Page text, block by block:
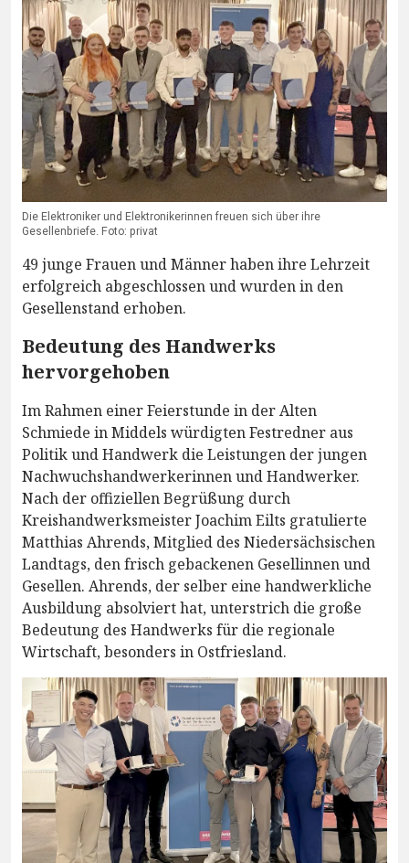
Die Elektroniker und Elektronikerinnen freuen sich über ihre
Gesellenbriefe. Foto: privat
49 junge Frauen und Männer haben ihre Lehrzeit
erfolgreich abgeschlossen und wurden in den
Gesellenstand erhoben.
Bedeutung des Handwerks
hervorgehoben
Im Rahmen einer Feierstunde in der Alten
Schmiede in Middels würdigten Festredner aus
Politik und Handwerk die Leistungen der jungen
Nachwuchshandwerkerinnen und Handwerker.
Nach der offiziellen Begrüßung durch
Kreishandwerksmeister Joachim Eilts gratulierte
Matthias Ahrends, Mitglied des Niedersächsischen
Landtags, den frisch gebackenen Gesellinnen und
Gesellen. Ahrends, der selber eine handwerkliche
Ausbildung absolviert hat, unterstrich die große
Bedeutung des Handwerks für die regionale
Wirtschaft, besonders in Ostfriesland.